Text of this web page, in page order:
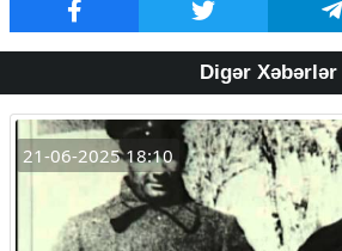
Digər Xəbərlər
21-06-2025 18:10